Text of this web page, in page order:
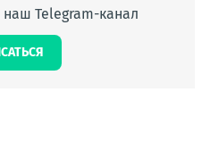
Telegram-канал